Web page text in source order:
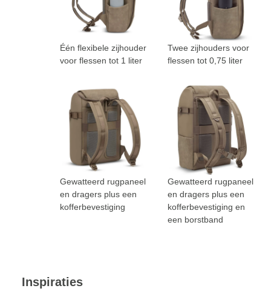
Één flexibele zijhouder
voor flessen tot 1 liter
Twee zijhouders voor
flessen tot 0,75 liter
Gewatteerd rugpaneel
en dragers plus een
kofferbevestiging
Gewatteerd rugpaneel
en dragers plus een
kofferbevestiging en
een borstband
Inspiraties